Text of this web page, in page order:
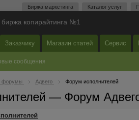
Биржа маркетинга Каталог услуг
биржа копирайтинга №1
Заказчику Магазин статей Сервис
сообщения
форумы Адвего Форум исполнителей
— Форум